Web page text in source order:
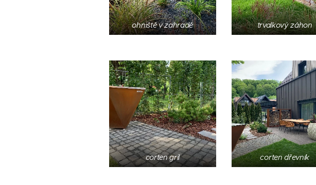
ohniště v zahradě trvalkový záhon
corten gril corten dřevník